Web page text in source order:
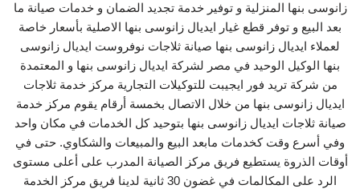
زانوسى بنها المنزلية و توفير خدمة تجديد الضمان و خدمات صيانة ما
بعد البيع و توفر قطع غيار ايديال زانوسى بنها الاصلية بأسعار خاصة
لعملاء ايديال زانوسى بنها صيانة ثلاجات نوفروست ايديال زانوسى
بنها الوكيل الوحيد في مصر لشركة ايديال زانوسى بنها و المعتمدة
من شركة تريد فور ايجيبت للتوكيلات التجارية مركز خدمة ثلاجات
ايديال زانوسى بنها من خلال الاتصال بخمسة أرقام يقوم مركز خدمة
صيانة ثلاجات ايديال زانوسى بنها بتوحيد كل الخدمات في مكان واحد
وفي أسرع وقت كخدمات مابعد البيع والمبيعات والشكاوي. حتى في
أوقات الذروة يستطيع فريق مركز الصيانة المدرب على أعلى مستوى
الرد على المكالمات في غضون 30 ثانية لدينا فريق مركز الخدمة